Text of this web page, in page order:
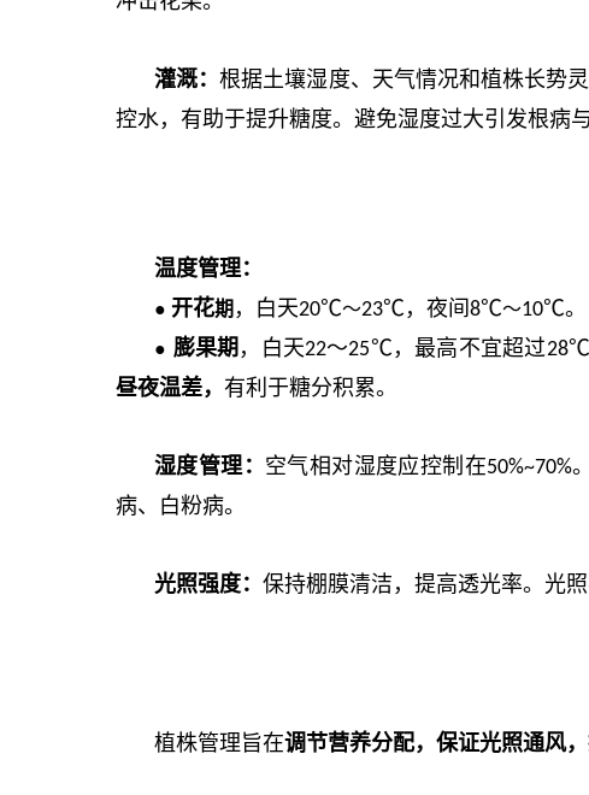
灌溉：根据土壤湿度、天气情况和植株长势
控水，有助于提升糖度。避免湿度过大引发根病与
温度管理：
● 开花期 ，白天20℃～23℃，夜间 8℃～10℃。
● 膨果期 ， 白天22～25℃，最高不宜超过28℃
昼夜温差， 有利于糖分积累。
湿度管理： 空气相对湿度应控制在50%~70%
病、白粉病。
光照强度： 保持棚膜清洁，提高透光率。光
植株管理旨在调节营养分配，保证光照通风，